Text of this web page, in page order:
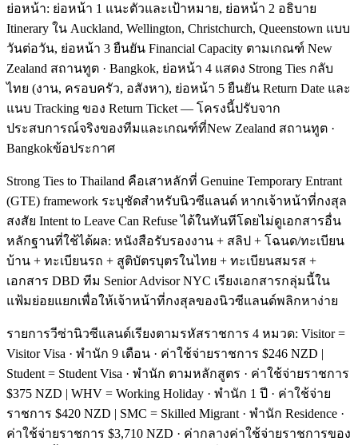
ย่อหน้า: ย่อหน้า 1 แนะตัวและเป้าหมาย, ย่อหน้า 2 อธิบาย
Itinerary ใน Auckland, Wellington, Christchurch, Queenstown แบบ
วันต่อวัน, ย่อหน้า 3 ยืนยัน Financial Capacity ตามเกณฑ์ New
Zealand สถานทูต · Bangkok, ย่อหน้า 4 แสดง Strong Ties กลับ
ไทย (งาน, ครอบครัว, อสังหา), ย่อหน้า 5 ยืนยัน Return Date และ
แนบ Tracking ของ Return Ticket — โครงนี้ปรับจาก
ประสบการณ์จริงของทีมและเกณฑ์ที่New Zealand สถานทูต ·
Bangkokข้อประกาศ
Strong Ties to Thailand คือเสาหลักที่ Genuine Temporary Entrant
(GTE) framework ระบุชัดสำหรับนิวซีแลนด์ หากเจ้าหน้าที่กงสุล
สงสัย Intent to Leave Can Refuse ได้ในทันทีโดยไม่ดูเอกสารอื่น
หลักฐานที่ใช้ได้ผล: หนังสือรับรองงาน + สลิป + โฉนด/ทะเบียน
บ้าน + ทะเบียนรถ + สูติบัตรบุตรในไทย + ทะเบียนสมรส +
เอกสาร DBD ทีม Senior Advisor NYC เรียงเอกสารกลุ่มนี้ใน
แฟ้มย่อยแยกเพื่อให้เจ้าหน้าที่กงสุลของนิวซีแลนด์พลิกหาง่าย
รายการวีซ่านิวซีแลนด์เรียงตามรหัสราชการ 4 หมวด: Visitor =
Visitor Visa · พำนัก 9 เดือน · ค่าใช้จ่ายราชการ $246 NZD |
Student = Student Visa · พำนัก ตามหลักสูตร · ค่าใช้จ่ายราชการ
$375 NZD | WHV = Working Holiday · พำนัก 1 ปี · ค่าใช้จ่าย
ราชการ $420 NZD | SMC = Skilled Migrant · พำนัก Residence ·
ค่าใช้จ่ายราชการ $3,710 NZD · ค่ากลางค่าใช้จ่ายราชการของ